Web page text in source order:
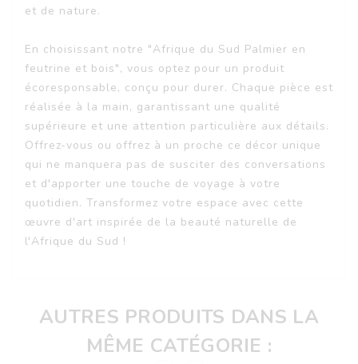
et de nature.
En choisissant notre "Afrique du Sud Palmier en
feutrine et bois", vous optez pour un produit
écoresponsable, conçu pour durer. Chaque pièce est
réalisée à la main, garantissant une qualité
supérieure et une attention particulière aux détails.
Offrez-vous ou offrez à un proche ce décor unique
qui ne manquera pas de susciter des conversations
et d'apporter une touche de voyage à votre
quotidien. Transformez votre espace avec cette
œuvre d'art inspirée de la beauté naturelle de
l'Afrique du Sud !
AUTRES PRODUITS DANS LA
MÊME CATÉGORIE :